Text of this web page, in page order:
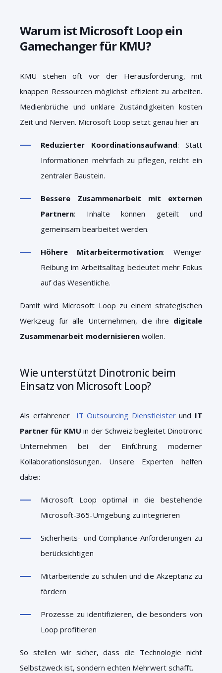
Warum ist Microsoft Loop ein
Gamechanger für KMU?
KMU stehen oft vor der Herausforderung, mit
knappen Ressourcen möglichst effizient zu arbeiten.
Medienbrüche und unklare Zuständigkeiten kosten
Zeit und Nerven. Microsoft Loop setzt genau hier an:
Reduzierter Koordinationsaufwand: Statt
Informationen mehrfach zu pflegen, reicht ein
zentraler Baustein.
Bessere Zusammenarbeit mit externen
Partnern: Inhalte können geteilt und
gemeinsam bearbeitet werden.
Höhere Mitarbeitermotivation: Weniger
Reibung im Arbeitsalltag bedeutet mehr Fokus
auf das Wesentliche.
Damit wird Microsoft Loop zu einem strategischen
Werkzeug für alle Unternehmen, die ihre digitale
Zusammenarbeit modernisieren wollen.
Wie unterstützt Dinotronic beim
Einsatz von Microsoft Loop?
Als erfahrener IT Outsourcing Dienstleisterund IT
Partner für KMU in der Schweiz begleitet Dinotronic
Unternehmen bei der Einführung moderner
Kollaborationslösungen. Unsere Experten helfen
dabei:
Microsoft Loop optimal in die bestehende
Microsoft-365-Umgebung zu integrieren
Sicherheits- und Compliance-Anforderungen zu
berücksichtigen
Mitarbeitende zu schulen und die Akzeptanz zu
fördern
Prozesse zu identifizieren, die besonders von
Loop profitieren
So stellen wir sicher, dass die Technologie nicht
Selbstzweck ist, sondern echten Mehrwert schafft.